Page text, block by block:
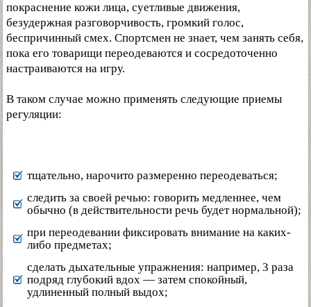
покраснение кожи лица, суетливые движения,
безудержная разговорчивость, громкий голос,
беспричинный смех. Спортсмен не знает, чем занять себя,
пока его товарищи переодеваются и сосредоточенно
настраиваются на игру.
В таком случае можно применять следующие приемы
регуляции:
тщательно, нарочито размеренно переодеваться;
следить за своей речью: говорить медленнее, чем
обычно (в действительности речь будет нормальной);
при переодевании фиксировать внимание на каких-
либо предметах;
сделать дыхательные упражнения: например, 3 раза
подряд глубокий вдох — затем спокойный,
удлиненный полный выдох;